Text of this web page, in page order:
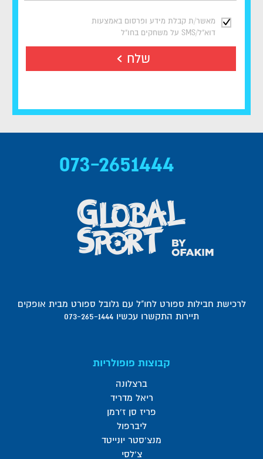
מאשר/ת קבלת מידע ופרסום באמצעות
דוא"ל/SMS על משחקים בחו"ל
שלח
073-2651444
לרכישת חבילות ספורט לחו"ל עם גלובל ספורט מבית אופקים
תיירות התקשרו עכשיו 073-265-1444
קבוצות פופולריות
ברצלונה
ריאל מדריד
פריז סן ז'רמן
ליברפול
מנצ'סטר יונייטד
צ'לסי